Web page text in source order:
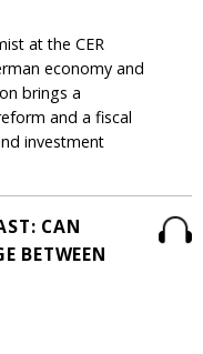
at the CER
economy and
brings a
and a fiscal
investment
CAN
BETWEEN